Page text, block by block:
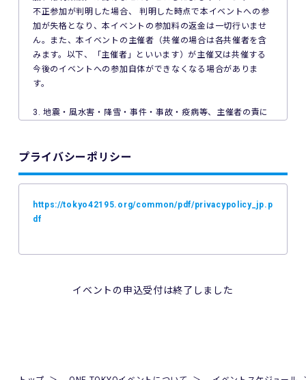
不正参加が判明した場合、 判明した時点で本イベントへの参
加が失格となり、本イベントの参加料の返金は一切行いませ
ん。また、本イベントの主催者（共催の場合は各共催者を含
みます。以下、「主催者」といいます）が主催又は共催する
今後のイベントへの参加自体ができなくなる場合がありま
す。
3. 地震・風水害・降雪・事件・事故・疫病等、主催者の責に
トへのエントリーができない場合があります。ご利用の端末
トへのエントリーができなかったことについて、主催者は一
5. 公共交通機関の遅延、道路事情その他いかなる理由による
一切責任を負わず、本イベントの参加料の返金等は一切行い
プライバシーポリシー
https://tokyo42195.org/common/pdf/privacypolicy_jp.p
df
イベントの申込受付は終了しました